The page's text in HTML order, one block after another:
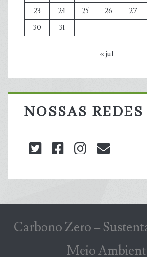
23
24 25 26 27
30
31
« jul
NOSSAS REDES
twitterfacebookinstagram
Carbono Zero –
Meio